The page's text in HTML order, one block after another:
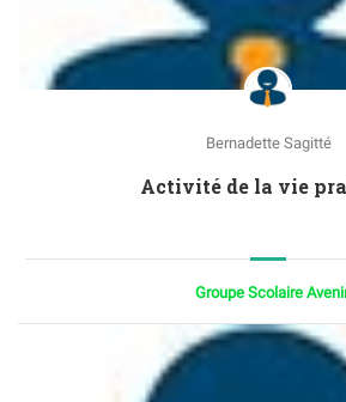
Bernadette Sagitté
Activité de la vie
Groupe Scolaire